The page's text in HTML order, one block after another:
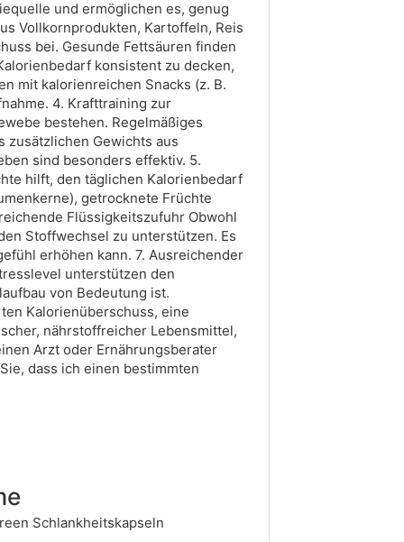
und ermöglichen es, genug
Vollkornprodukten, Kartoffeln, Reis
bei. Gesunde Fettsäuren finden
konsistent zu decken,
mit kalorienreichen Snacks (z. B.
4. Krafttraining zur
bestehen. Regelmäßiges
zusätzlichen Gewichts aus
sind besonders effektiv. 5.
hilft, den täglichen Kalorienbedarf
getrocknete Früchte
Flüssigkeitszufuhr Obwohl
Stoffwechsel zu unterstützen. Es
erhöhen kann. 7. Ausreichender
unterstützen den
von Bedeutung ist.
Kalorienüberschuss, eine
nährstoffreicher Lebensmittel,
Arzt oder Ernährungsberater
dass ich einen bestimmten
Schlankheitskapseln